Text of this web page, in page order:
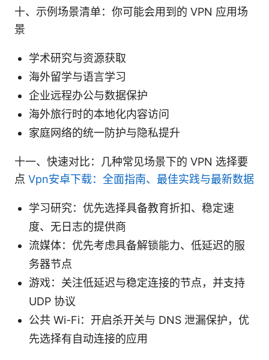
十、示例场景清单：你可能会用到的 VPN 应用场
景
学术研究与资源获取
海外留学与语言学习
企业远程办公与数据保护
海外旅行时的本地化内容访问
家庭网络的统一防护与隐私提升
十一、快速对比：几种常见场景下的 VPN 选择要
点 Vpn安卓下载：全面指南、最佳实践与最新数据
学习研究：优先选择具备教育折扣、稳定速
度、无日志的提供商
流媒体：优先考虑具备解锁能力、低延迟的服
务器节点
游戏：关注低延迟与稳定连接的节点，并支持
UDP 协议
公共 Wi-Fi：开启杀开关与 DNS 泄漏保护，优
先选择有自动连接的应用